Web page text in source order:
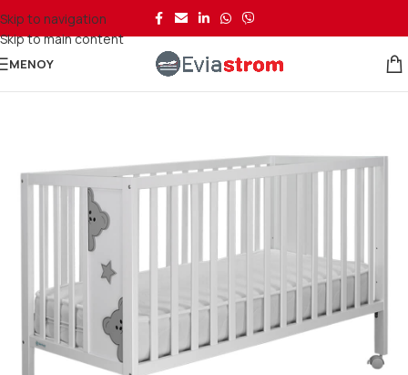
Skip to navigation
Skip to main content
ΜΕΝΟΎ